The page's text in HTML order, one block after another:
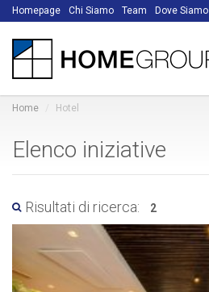
Homepage Chi Siamo Team Dove Siamo
Home Hotel
Elenco iniziative
Risultati di ricerca: 2